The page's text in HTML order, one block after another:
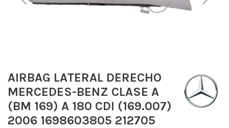
AIRBAG LATERAL DERECHO
MERCEDES-BENZ CLASE A
(BM 169) A 180 CDI (169.007)
2006 1698603805 212705